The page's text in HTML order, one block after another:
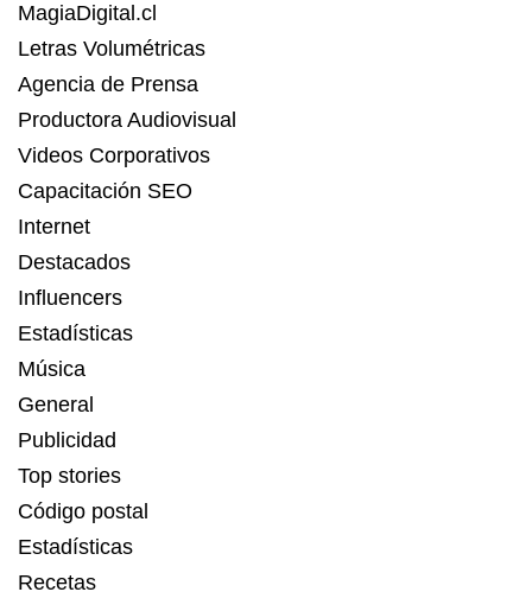
MagiaDigital.cl
Letras Volumétricas
Agencia de Prensa
Productora Audiovisual
Videos Corporativos
Capacitación SEO
Internet
Destacados
Influencers
Estadísticas
Música
General
Publicidad
Top stories
Código postal
Estadísticas
Recetas